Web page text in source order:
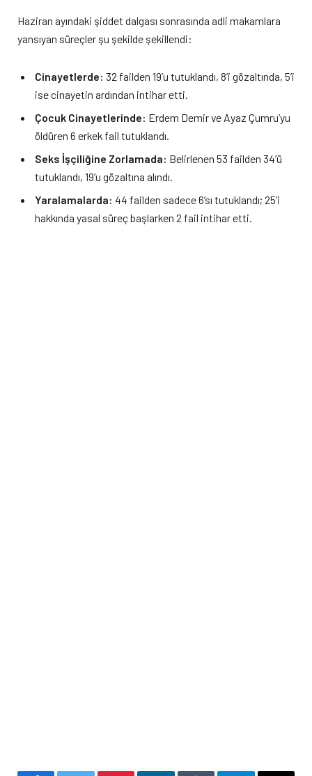
Haziran ayındaki şiddet dalgası sonrasında adli makamlara
yansıyan süreçler şu şekilde şekillendi:
Cinayetlerde: 32 failden 19’u tutuklandı, 8’i gözaltında, 5’i
ise cinayetin ardından intihar etti.
Çocuk Cinayetlerinde: Erdem Demir ve Ayaz Çumru’yu
öldüren 6 erkek fail tutuklandı.
Seks İşçiliğine Zorlamada: Belirlenen 53 failden 34’ü
tutuklandı, 19’u gözaltına alındı.
Yaralamalarda: 44 failden sadece 6’sı tutuklandı; 25’i
hakkında yasal süreç başlarken 2 fail intihar etti.